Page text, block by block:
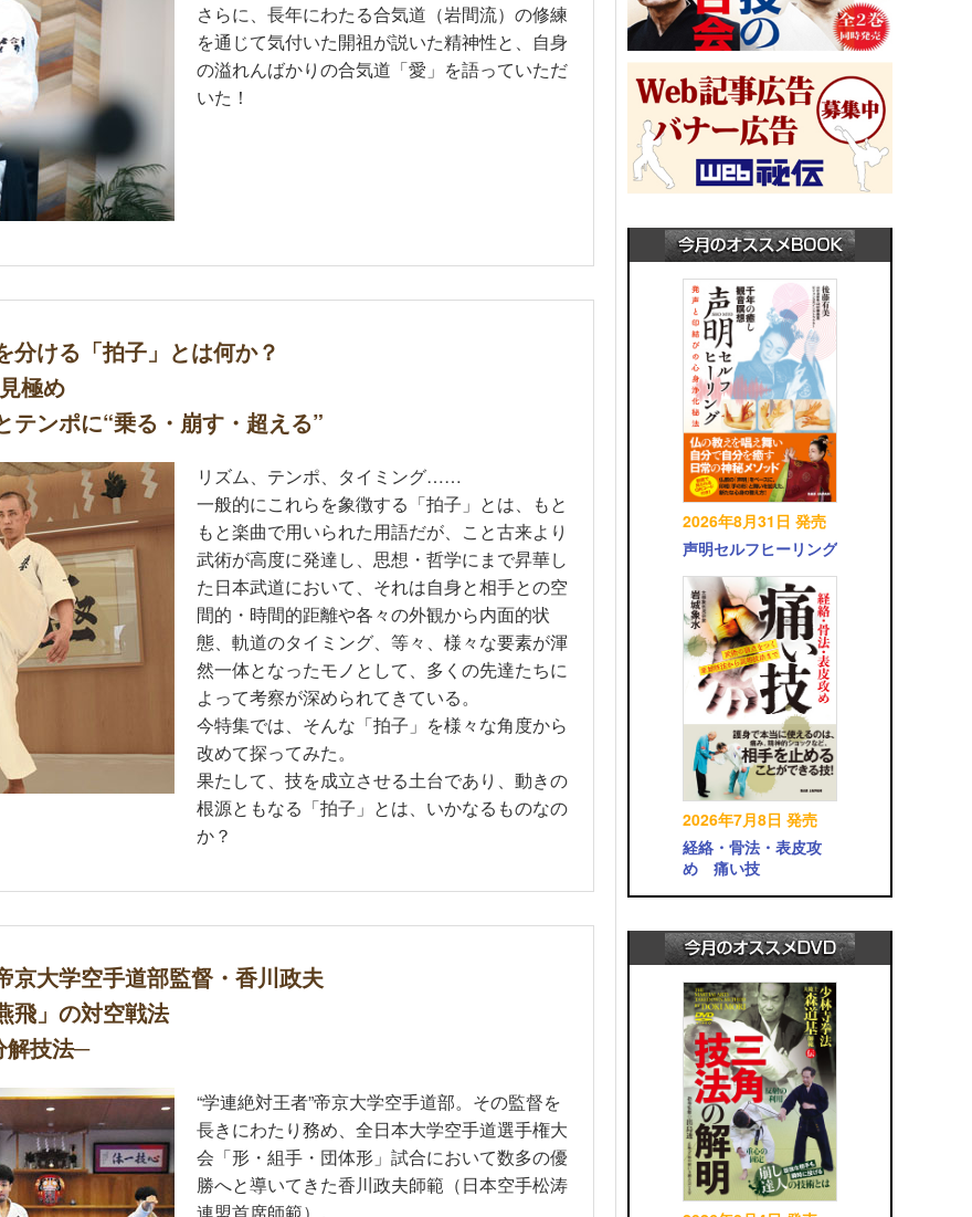
さらに、長年にわたる合気道（岩間流）の修練
を通じて気付いた開祖が説いた精神性と、自身
の溢れんばかりの合気道「愛」を語っていただ
いた！
分ける「拍子」とは何か？
極め
テンポに“乗る・崩す・超える”
リズム、テンポ、タイミング……
一般的にこれらを象徴する「拍子」とは、もと
もと楽曲で用いられた用語だが、こと古来より
武術が高度に発達し、思想・哲学にまで昇華し
た日本武道において、それは自身と相手との空
間的・時間的距離や各々の外観から内面的状
態、軌道のタイミング、等々、様々な要素が渾
然一体となったモノとして、多くの先達たちに
よって考察が深められてきている。
今特集では、そんな「拍子」を様々な角度から
改めて探ってみた。
果たして、技を成立させる土台であり、動きの
根源ともなる「拍子」とは、いかなるものなの
か？
京大学空手道部監督・香川政夫
飛」の対空戦法
解技法─
“学連絶対王者”帝京大学空手道部。その監督を
長きにわたり務め、全日本大学空手道選手権大
会「形・組手・団体形」試合において数多の優
勝へと導いてきた香川政夫師範（日本空手松涛
2026年8月31日 発売
声明セルフヒーリング
2026年7月8日 発売
経絡・骨法・表皮攻
め 痛い技